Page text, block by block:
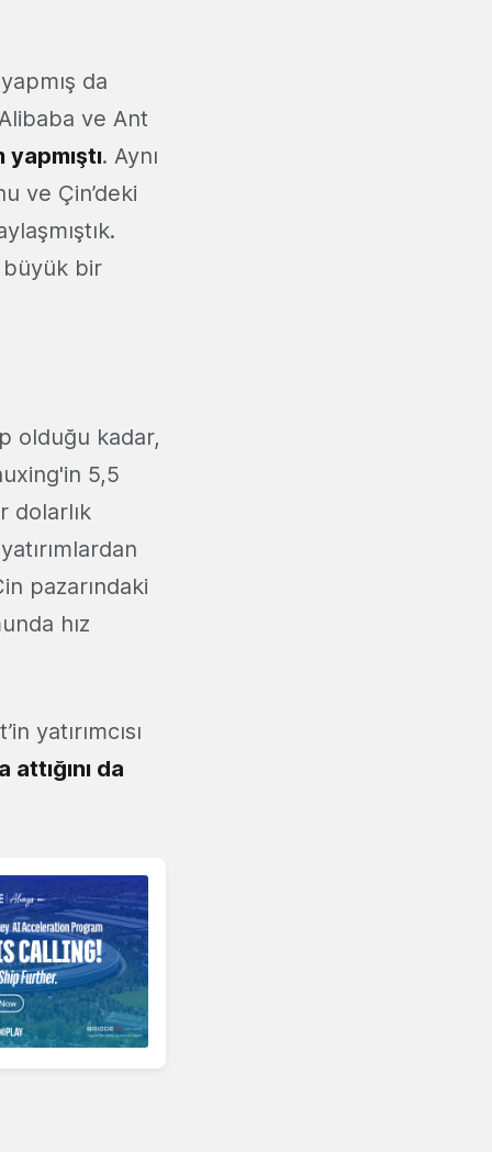
da
ve Ant
. Aynı
ve Çin’deki
büyük bir
olduğu kadar,
5,5
dolarlık
pazarındaki
hız
yatırımcısı
da